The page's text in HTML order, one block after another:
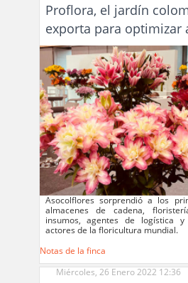
Proflora, el jardín
exporta para optimizar
Asocolflores sorprendió a los
almacenes de cadena,
insumos, agentes de logística
actores de la floricultura mundial.
Notas de la finca
Miércoles, 26 Enero 2022 12:36